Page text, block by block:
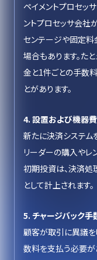
ペイメントプロセッ
ントプロセッサ会社
センテージや固定料
場合もあります。た
金と1件ごとの手数
とがあります。
4. 設置および機器
新たに決済システム
リーダーの購入やレ
初期投資は、決済処
として計上されます。
5. チャージバック手
顧客が取引に異議を
数料を支払う必要が